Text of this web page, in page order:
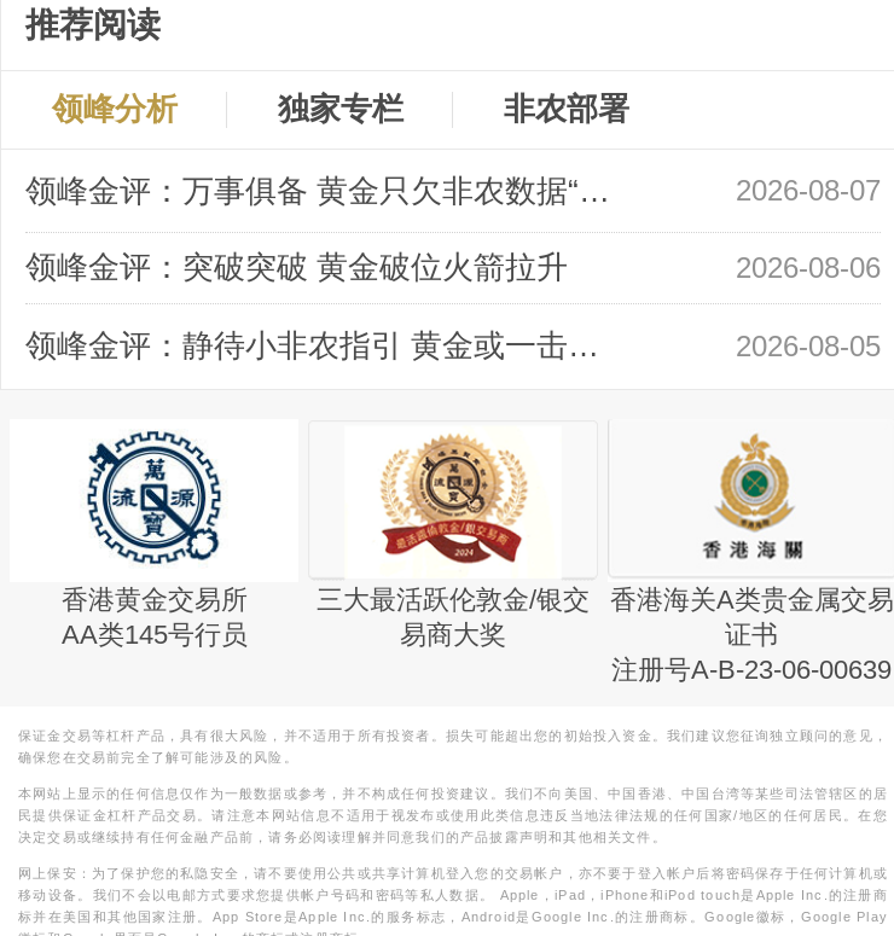
推荐阅读
领峰分析 独家专栏 非农部署
领峰金评：万事俱备 黄金只欠非农数据“东风” 2026-08-07
领峰金评：突破突破 黄金破位火箭拉升 2026-08-06
领峰金评：静待小非农指引 黄金或一击破局 2026-08-05
香港黄金交易所
AA类145号行员
三大最活跃伦敦金/银交
易商大奖
香港海关A类贵金属交易
证书
注册号A-B-23-06-00639
保证金交易等杠杆产品，具有很大风险，并不适用于所有投资者。损失可能超出您的初始投入资金。我们建议您征询独立顾问的意见，
确保您在交易前完全了解可能涉及的风险。
本网站上显示的任何信息仅作为一般数据或参考，并不构成任何投资建议。我们不向美国、中国香港、中国台湾等某些司法管辖区的居
民提供保证金杠杆产品交易。请注意本网站信息不适用于视发布或使用此类信息违反当地法律法规的任何国家/地区的任何居民。在您
决定交易或继续持有任何金融产品前，请务必阅读理解并同意我们的产品披露声明和其他相关文件。
网上保安：为了保护您的私隐安全，请不要使用公共或共享计算机登入您的交易帐户，亦不要于登入帐户后将密码保存于任何计算机或
移动设备。我们不会以电邮方式要求您提供帐户号码和密码等私人数据。 Apple，iPad，iPhone和iPod touch是Apple Inc.的注册商
标并在美国和其他国家注册。App Store是Apple Inc.的服务标志，Android是Google Inc.的注册商标。Google徽标，Google Play